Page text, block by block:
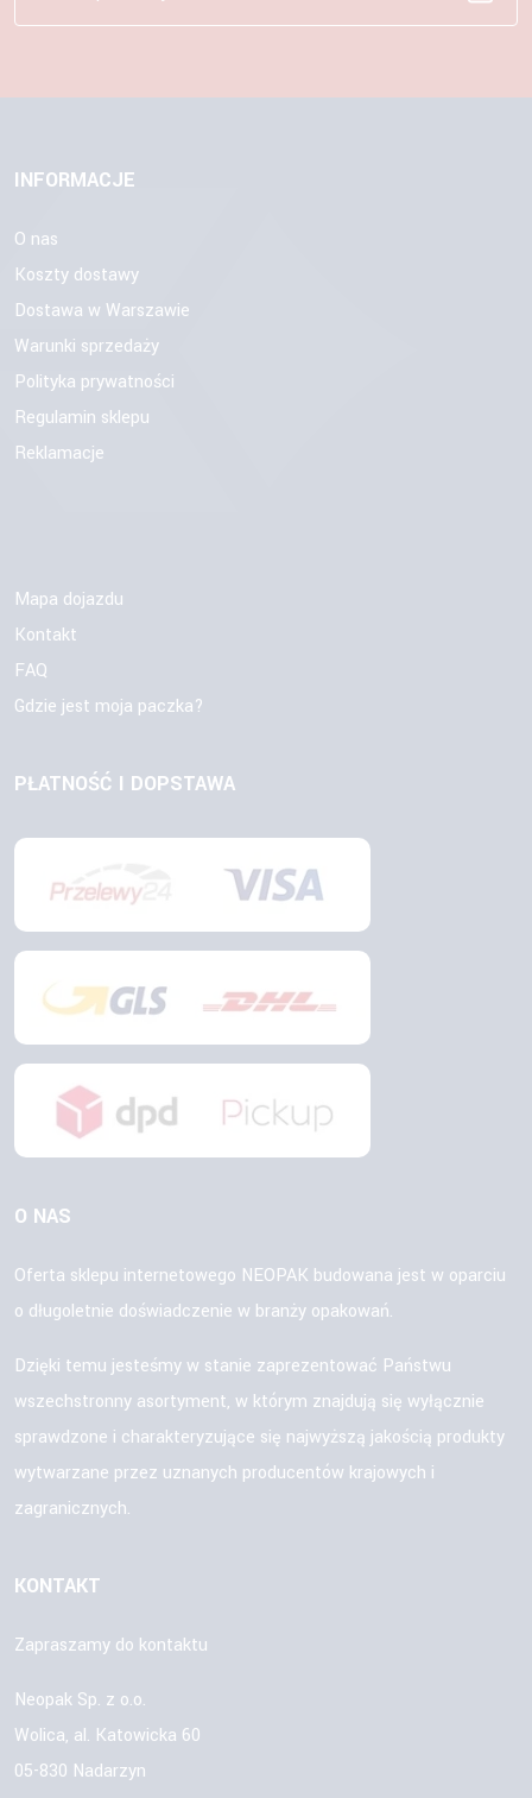
INFORMACJE
O nas
Koszty dostawy
Dostawa w Warszawie
Warunki sprzedaży
Polityka prywatności
Regulamin sklepu
Reklamacje
Mapa dojazdu
Kontakt
FAQ
Gdzie jest moja paczka?
PŁATNOŚĆ I DOPSTAWA
O NAS
Oferta sklepu internetowego NEOPAK budowana jest w oparciu
o długoletnie doświadczenie w branży opakowań.
Dzięki temu jesteśmy w stanie zaprezentować Państwu
wszechstronny asortyment, w którym znajdują się wyłącznie
sprawdzone i charakteryzujące się najwyższą jakością produkty
wytwarzane przez uznanych producentów krajowych i
zagranicznych.
KONTAKT
Zapraszamy do kontaktu
Neopak Sp. z o.o.
Wolica, al. Katowicka 60
05-830 Nadarzyn